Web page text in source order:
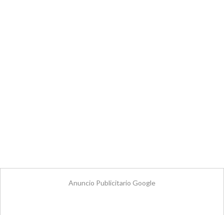
Anuncio Publicitario Google